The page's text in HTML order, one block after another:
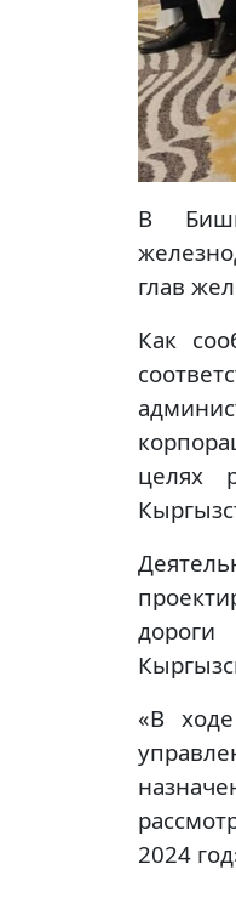
В
глав
Как
целях
«В
2024